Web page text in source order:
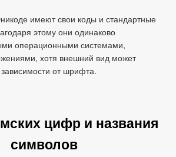
имеют свои коды и стандартные
этому они одинаково
операционными системами,
хотя внешний вид может
от шрифта.
цифр и названия
символов